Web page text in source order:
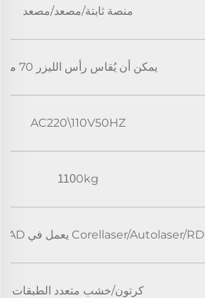
منصة ثابتة/مصعد/مصعد
يمكن أن يُقاس رأس الليزر 70 ملم
AC220\110V50HZ
1100kg
Corellaser/Autolaser/RD يعمل في V8/LaserCAD
كرتون/خشب متعدد الطبقات